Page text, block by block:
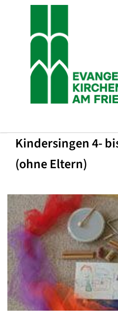
Kindersingen 4-
(ohne Eltern)